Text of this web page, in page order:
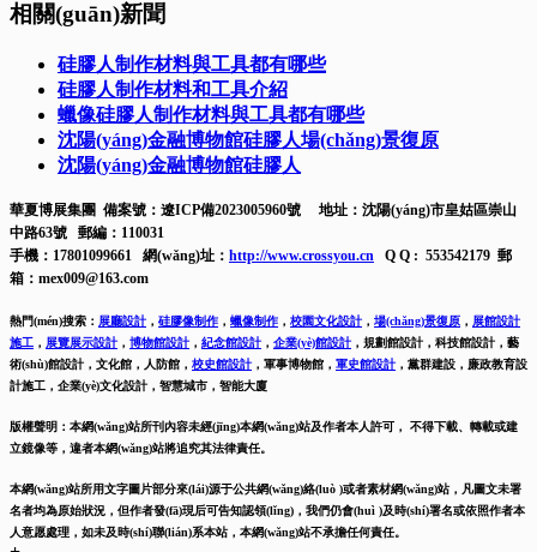
相關(guān)新聞
硅膠人制作材料與工具都有哪些
硅膠人制作材料和工具介紹
蠟像硅膠人制作材料與工具都有哪些
沈陽(yáng)金融博物館硅膠人場(chǎng)景復原
沈陽(yáng)金融博物館硅膠人
華夏博展集團 備案號： 遼ICP備2023005960號
地址：沈陽(yáng)市皇姑區崇山
中路63號 郵編：110031
手機：17801099661 網(wǎng)址： http://www.crossyou.cn Q Q : 553542179 郵
箱：mex009@163.com
熱門(mén)搜索： 展廳設計 ， 硅膠像制作 ， 蠟像制作 ， 校園文化設計 ， 場(chǎng)景復原 ， 展館設計
施工 ， 展覽展示設計 ， 博物館設計 ， 紀念館設計 ， 企業(yè)館設計 ， 規劃館設計，科技館設計，藝
術(shù)館設計，文化館，人防館， 校史館設計 ， 軍事博物館， 軍史館設計 ， 黨群建設，廉政教育設
計施工， 企業(yè)文化設計，智慧城市，智能大廈
版權聲明：本網(wǎng)站所刊內容未經(jīng)本網(wǎng)站及作者本人許可， 不得下載、轉載或建
立鏡像等，違者本網(wǎng)站將追究其法律責任。
本網(wǎng)站所用文字圖片部分來(lái)源于公共網(wǎng)絡(luò )或者素材網(wǎng)站，凡圖文未署
名者均為原始狀況，但作者發(fā)現后可告知認領(lǐng)，我們仍會(huì )及時(shí)署名或依照作者本
人意愿處理，如未及時(shí)聯(lián)系本站，本網(wǎng)站不承擔任何責任。